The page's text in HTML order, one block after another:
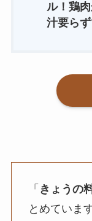
ル！鶏
汁要らず
「 きょうの
とめています